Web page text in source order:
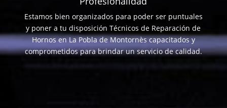
Estamos bien organizados para poder ser puntuales
y poner a tu disposición Técnicos de Reparación de
Hornos en La Pobla de Montornès capacitados y
comprometidos para brindar un servicio de calidad.